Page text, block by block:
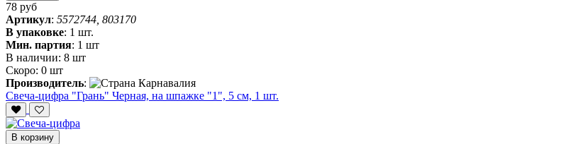
78 руб
Артикул: 5572744, 803170
В упаковке: 1 шт.
Мин. партия: 1 шт
В наличии: 8 шт
Скоро: 0 шт
Производитель:
Свеча-цифра "‎Грань" Черная, на шпажке "1", 5 см, 1 шт.
В корзину